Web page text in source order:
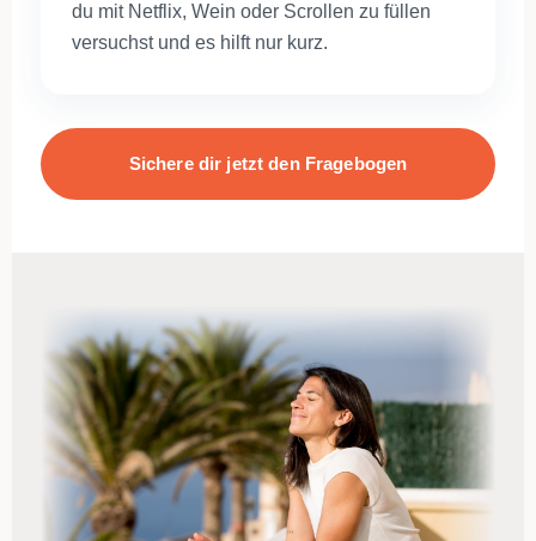
du mit Netflix, Wein oder Scrollen zu füllen
versuchst und es hilft nur kurz.
Sichere dir jetzt den Fragebogen